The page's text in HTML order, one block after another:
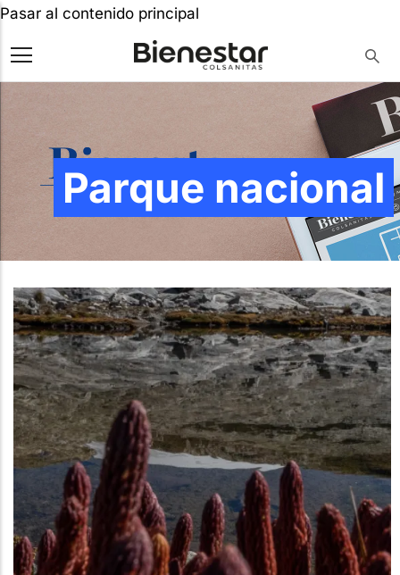
Pasar al contenido principal
Parque nacional